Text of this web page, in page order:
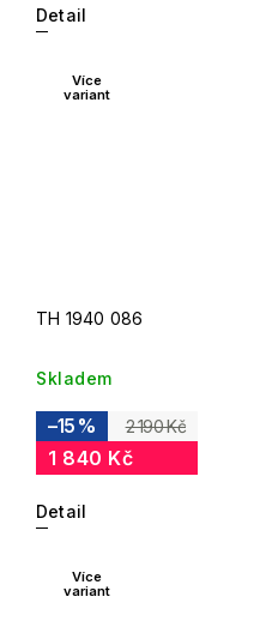
Detail
Více
variant
TH 1940 086
Skladem
2 190 Kč
–15 %
1 840 Kč
Detail
Více
variant